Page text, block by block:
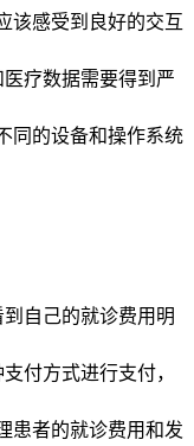
该感受到良好的交互
疗数据需要得到严
同的设备和操作系统
自己的就诊费用明
付方式进行支付，
患者的就诊费用和发